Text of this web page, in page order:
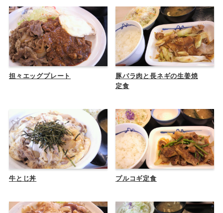
担々エッグプレート
豚バラ肉と長ネギの生姜焼
定食
牛とじ丼 プルコギ定食